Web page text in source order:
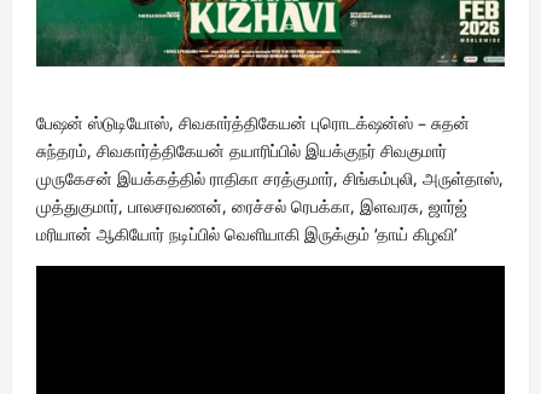
பேஷன் ஸ்டுடியோஸ், சிவகார்த்திகேயன் புரொடக்‌ஷன்ஸ் – சுதன்
சுந்தரம், சிவகார்த்திகேயன் தயாரிப்பில் இயக்குநர் சிவகுமார்
முருகேசன் இயக்கத்தில் ராதிகா சரத்குமார், சிங்கம்புலி, அருள்தாஸ்,
முத்துகுமார், பாலசரவணன், ரைச்சல் ரெபக்கா, இளவரசு, ஜார்ஜ்
மரியான் ஆகியோர் நடிப்பில் வெளியாகி இருக்கும் ‘தாய் கிழவி’